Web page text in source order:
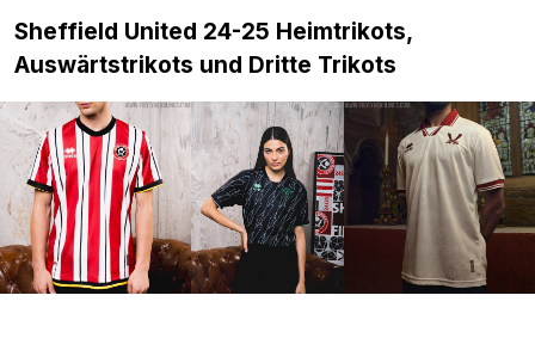
Sheffield United 24-25 Heimtrikots,
Auswärtstrikots und Dritte Trikots